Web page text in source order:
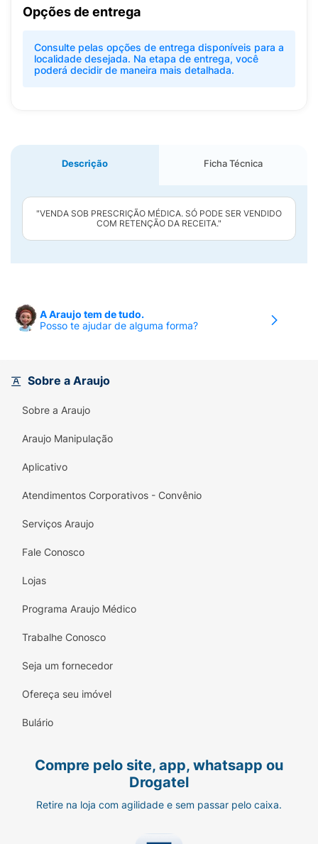
Opções de entrega
Consulte pelas opções de entrega disponíveis para a
localidade desejada. Na etapa de entrega, você
poderá decidir de maneira mais detalhada.
Descrição Ficha Técnica
"VENDA SOB PRESCRIÇÃO MÉDICA. SÓ PODE SER VENDIDO
COM RETENÇÃO DA RECEITA."
A Araujo tem de tudo.
Posso te ajudar de alguma forma?
Sobre a Araujo
Sobre a Araujo
Araujo Manipulação
Aplicativo
Atendimentos Corporativos - Convênio
Serviços Araujo
Fale Conosco
Lojas
Programa Araujo Médico
Trabalhe Conosco
Seja um fornecedor
Ofereça seu imóvel
Bulário
Compre pelo site, app, whatsapp ou
Drogatel
Retire na loja com agilidade e sem passar pelo caixa.